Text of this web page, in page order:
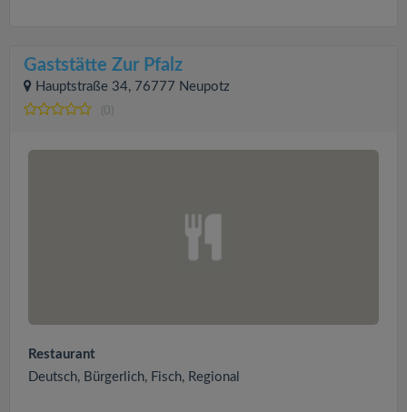
Gaststätte Zur Pfalz
Hauptstraße 34, 76777 Neupotz
(0)
Restaurant
Deutsch, Bürgerlich, Fisch, Regional